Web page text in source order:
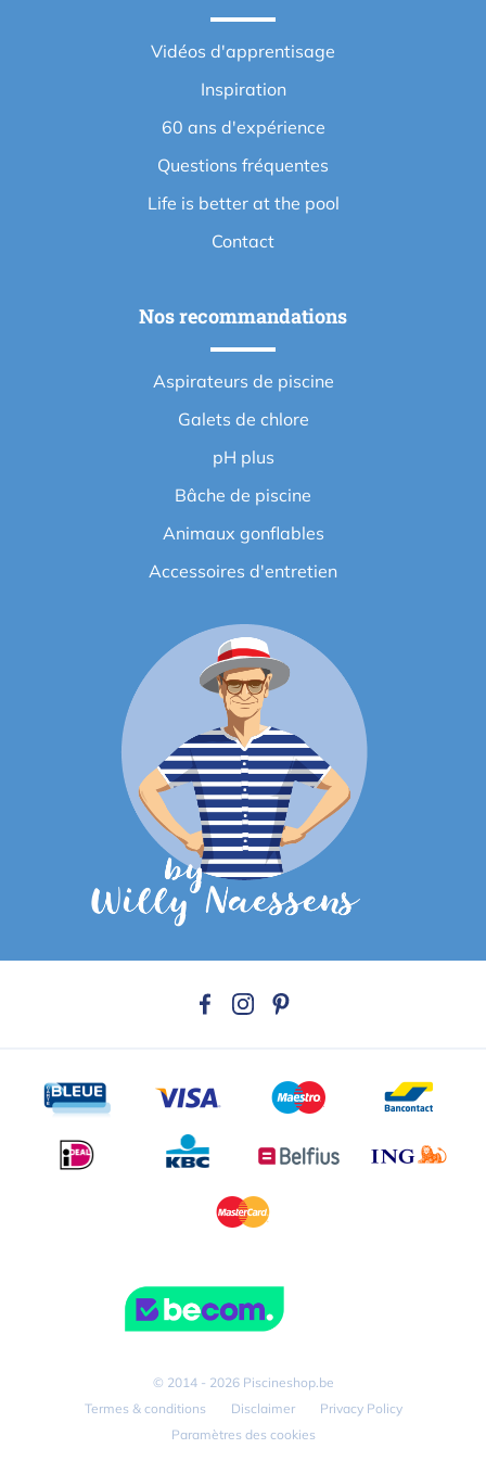
Vidéos d'apprentisage
Inspiration
60 ans d'expérience
Questions fréquentes
Life is better at the pool
Contact
Nos recommandations
Aspirateurs de piscine
Galets de chlore
pH plus
Bâche de piscine
Animaux gonflables
Accessoires d'entretien
© 2014 - 2026 Piscineshop.be
Termes & conditions
Disclaimer
Privacy Policy
Paramètres des cookies